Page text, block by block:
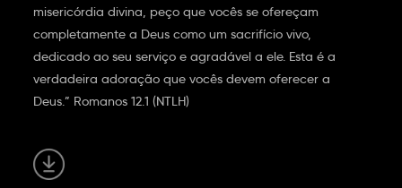
misericórdia divina, peço que vocês se ofereçam
completamente a Deus como um sacrifício vivo,
dedicado ao seu serviço e agradável a ele. Esta é a
verdadeira adoração que vocês devem oferecer a
Deus.” Romanos 12.1 (NTLH)